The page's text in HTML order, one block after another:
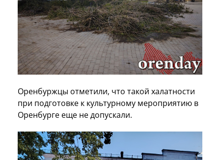
Оренбуржцы отметили, что такой халатности
при подготовке к культурному мероприятию в
Оренбурге еще не допускали.